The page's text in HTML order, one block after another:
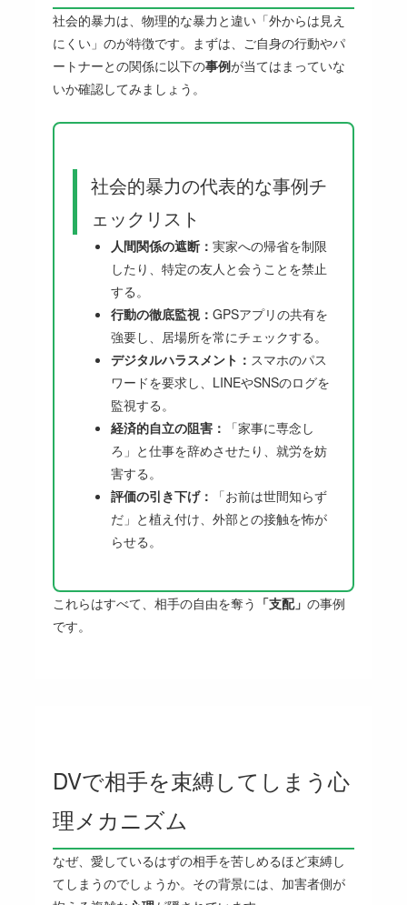
社会的暴力は、物理的な暴力と違い「外からは見え
にくい」のが特徴です。まずは、ご自身の行動やパ
ートナーとの関係に以下の事例が当てはまっていな
いか確認してみましょう。
社会的暴力の代表的な事例チ
ェックリスト
人間関係の遮断： 実家への帰省を制限
したり、特定の友人と会うことを禁止
する。
行動の徹底監視： GPSアプリの共有を
強要し、居場所を常にチェックする。
デジタルハラスメント： スマホのパス
ワードを要求し、LINEやSNSのログを
監視する。
経済的自立の阻害：
「家事に専念し
ろ」と仕事を辞めさせたり、就労を妨
害する。
評価の引き下げ：
「お前は世間知らず
だ」と植え付け、外部との接触を怖が
らせる。
これらはすべて、相手の自由を奪う 「支配」 の事例
です。
DVで相手を束縛してしまう心
理メカニズム
なぜ、愛しているはずの相手を苦しめるほど束縛し
てしまうのでしょうか。その背景には、加害者側が